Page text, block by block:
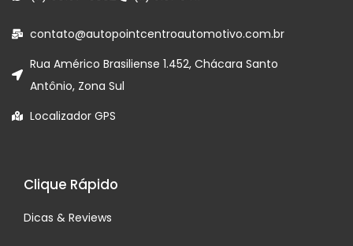
contato@autopointcentroautomotivo.com.br
Rua Américo Brasiliense 1.452, Chácara Santo
Antônio, Zona Sul
Localizador GPS
Clique Rápido
Dicas & Reviews